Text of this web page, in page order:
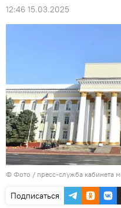
12:46 15.03.2025
© Фото / пресс-служба кабинета
Подписаться